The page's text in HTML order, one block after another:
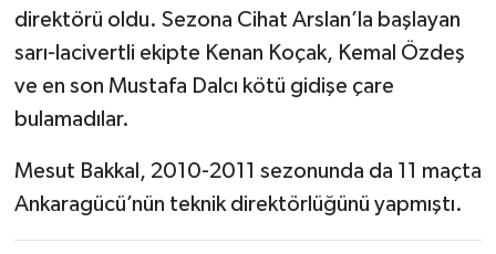
direktörü oldu. Sezona Cihat Arslan’la başlayan
sarı-lacivertli ekipte Kenan Koçak, Kemal Özdeş
ve en son Mustafa Dalcı kötü gidişe çare
bulamadılar.
Mesut Bakkal, 2010-2011 sezonunda da 11 maçta
Ankaragücü’nün teknik direktörlüğünü yapmıştı.